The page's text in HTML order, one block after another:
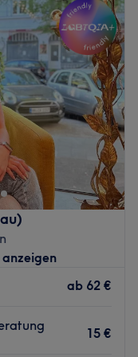
10:00–18:00
Geschlossen
10:00 – 18:00
10:00–16:00
Geschlossen
ist eine
Schönheit im
Salonästhetik
typgerechter
oder individuelle
Wünsche im
Atmosphäre, in
– luxuriöse
inklusive.
Salon aus die
ab 62 €
15 €